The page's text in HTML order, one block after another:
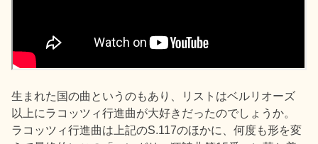
生まれた国の曲というのもあり、リストはベルリオーズ
以上にラコッツィ行進曲が大好きだったのでしょうか。
ラコッツィ行進曲は上記のS.117のほかに、何度も形を変